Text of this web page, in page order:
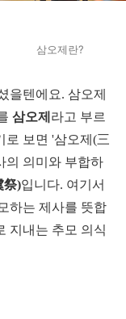
삼오제란?
을텐에요. 삼오제
삼오제 라고 부르
로 보면 '삼오제(三
의 의미와 부합하
祭)입니다. 여기서
하는 제사를 뜻합
지내는 추모 의식